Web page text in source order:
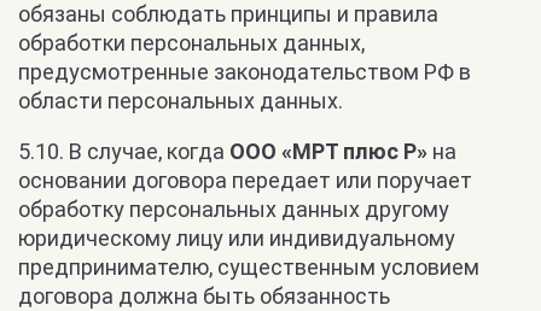
обязаны соблюдать принципы и правила
обработки персональных данных,
предусмотренные законодательством РФ в
области персональных данных.
5.10. В случае, когда ООО «МРТ плюс Р» на
основании договора передает или поручает
обработку персональных данных другому
юридическому лицу или индивидуальному
предпринимателю, существенным условием
договора должна быть обязанность